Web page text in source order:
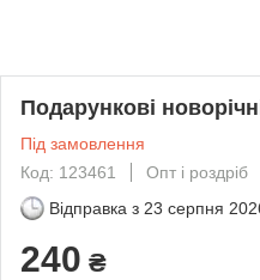
Подарункові
Під замовлення
Код: 123461
Опт і роздріб
Відправка з 23 серпня
240 ₴